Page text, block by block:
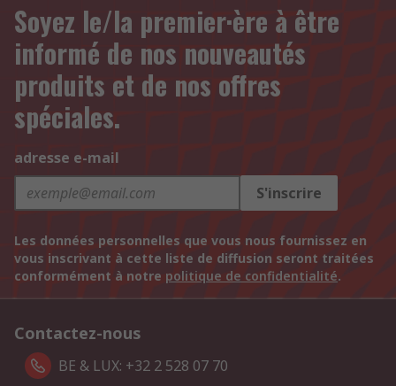
Soyez le/la premier·ère à être
informé de nos nouveautés
produits et de nos offres
spéciales.
adresse e-mail
S'inscrire
Les données personnelles que vous nous fournissez en
vous inscrivant à cette liste de diffusion seront traitées
conformément à notre politique de confidentialité.
Contactez-nous
BE & LUX: +32 2 528 07 70